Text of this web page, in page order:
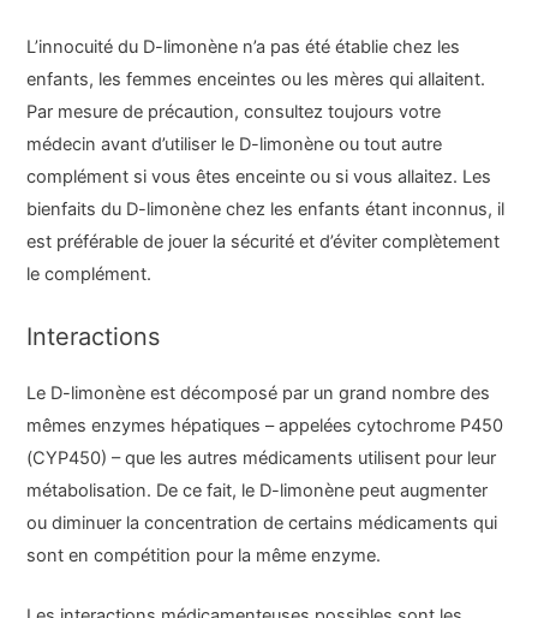
L’innocuité du D-limonène n’a pas été établie chez les
enfants, les femmes enceintes ou les mères qui allaitent.
Par mesure de précaution, consultez toujours votre
médecin avant d’utiliser le D-limonène ou tout autre
complément si vous êtes enceinte ou si vous allaitez. Les
bienfaits du D-limonène chez les enfants étant inconnus, il
est préférable de jouer la sécurité et d’éviter complètement
le complément.
Interactions
Le D-limonène est décomposé par un grand nombre des
mêmes enzymes hépatiques – appelées cytochrome P450
(CYP450) – que les autres médicaments utilisent pour leur
métabolisation. De ce fait, le D-limonène peut augmenter
ou diminuer la concentration de certains médicaments qui
sont en compétition pour la même enzyme.